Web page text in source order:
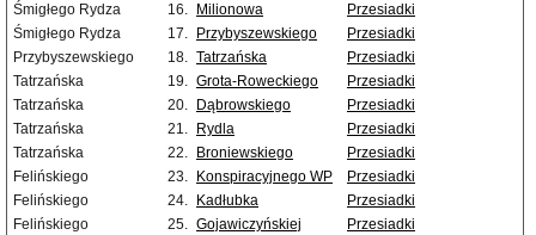
Śmigłego Rydza
16. Milionowa
Przesiadki
Śmigłego Rydza
17. Przybyszewskiego
Przesiadki
Przybyszewskiego
18. Tatrzańska
Przesiadki
Tatrzańska
19. Grota-Roweckiego
Przesiadki
Tatrzańska
20. Dąbrowskiego
Przesiadki
Tatrzańska
21. Rydla
Przesiadki
Tatrzańska
22. Broniewskiego
Przesiadki
Felińskiego
23. Konspiracyjnego WP
Przesiadki
Felińskiego
24. Kadłubka
Przesiadki
Felińskiego
25. Gojawiczyńskiej
Przesiadki